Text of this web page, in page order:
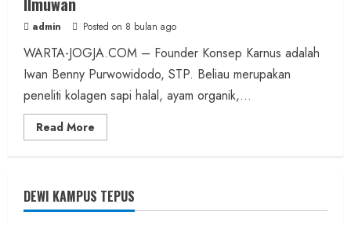
admin Posted on 8 bulan ago
WARTA-JOGJA.COM – Founder Konsep Karnus adalah
Iwan Benny Purwowidodo, STP. Beliau merupakan
peneliti kolagen sapi halal, ayam organik,...
Read More
more
dan
Dokter
dan
DEWI KAMPUS TEPUS